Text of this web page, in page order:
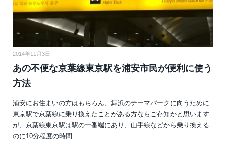
2014年11月3日
あの不便な京葉線東京駅を浦安市民が便利に使う
方法
浦安にお住まいの方はもちろん、舞浜のテーマパークに向うために
東京駅で京葉線に乗り換えたことがある方ならご存知かと思います
が、京葉線東京駅は駅の一番端にあり、山手線などから乗り換える
のに10分程度の時間…